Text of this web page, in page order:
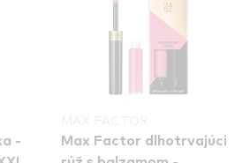
-
Max Factor dlhotrvajúci